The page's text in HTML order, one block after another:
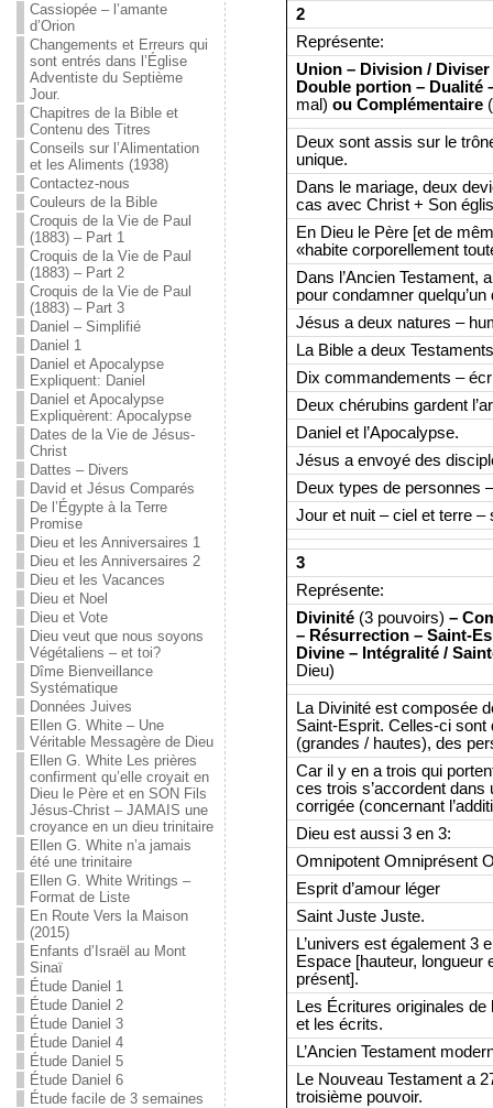
Cassiopée – l’amante
d’Orion
Changements et Erreurs qui
sont entrés dans l’Église
Adventiste du Septième
Jour.
Chapitres de la Bible et
Contenu des Titres
Conseils sur l’Alimentation
et les Aliments (1938)
Contactez-nous
Couleurs de la Bible
Croquis de la Vie de Paul
(1883) – Part 1
Croquis de la Vie de Paul
(1883) – Part 2
Croquis de la Vie de Paul
(1883) – Part 3
Daniel – Simplifié
Daniel 1
Daniel et Apocalypse
Expliquent: Daniel
Daniel et Apocalypse
Expliquèrent: Apocalypse
Dates de la Vie de Jésus-
Christ
Dattes – Divers
David et Jésus Comparés
De l’Égypte à la Terre
Promise
Dieu et les Anniversaires 1
Dieu et les Anniversaires 2
Dieu et les Vacances
Dieu et Noel
Dieu et Vote
Dieu veut que nous soyons
Végétaliens – et toi?
Dîme Bienveillance
Systématique
Données Juives
Ellen G. White – Une
Véritable Messagère de Dieu
Ellen G. White Les prières
confirment qu’elle croyait en
Dieu le Père et en SON Fils
Jésus-Christ – JAMAIS une
croyance en un dieu trinitaire
Ellen G. White n’a jamais
été une trinitaire
Ellen G. White Writings –
Format de Liste
En Route Vers la Maison
(2015)
Enfants d’Israël au Mont
Sinaï
Étude Daniel 1
Étude Daniel 2
Étude Daniel 3
Étude Daniel 4
Étude Daniel 5
Étude Daniel 6
Étude facile de 3 semaines
2
Représente:
Union – Division /
Double portion – Dualité
mal) ou Complémentaire
Deux sont assis sur le
unique.
Dans le mariage, deux
cas avec Christ + Son
En Dieu le Père [et de
«habite corporellement
Dans l’Ancien Testament,
pour condamner quelqu’un
Jésus a deux natures –
La Bible a deux
Dix commandements –
Deux chérubins gardent
Daniel et l’Apocalypse.
Jésus a envoyé des
Deux types de personnes
Jour et nuit – ciel et terre
3
Représente:
Divinité(3 pouvoirs) –
– Résurrection – Saint-
Divine – Intégralité /
Dieu)
La Divinité est composée
Saint-Esprit. Celles-ci
(grandes / hautes), des
Car il y en a trois qui
ces trois s’accordent
corrigée (concernant
Dieu est aussi 3 en 3:
Omnipotent Omniprésent
Esprit d’amour léger
Saint Juste Juste.
L’univers est également 3
Espace [hauteur, longueur
présent].
Les Écritures originales de
et les écrits.
L’Ancien Testament
Le Nouveau Testament a
troisième pouvoir.